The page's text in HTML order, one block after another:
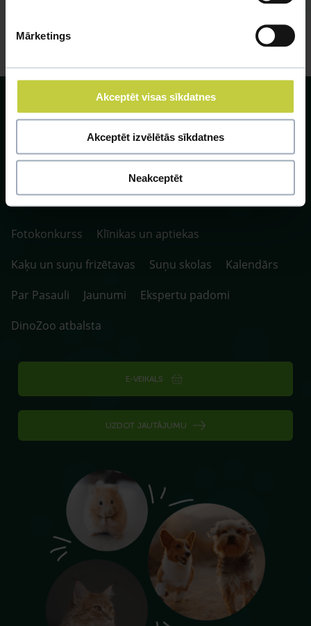
Mārketings
Akceptēt visas sīkdatnes
Akceptēt izvēlētās sīkdatnes
Neakceptēt
SIA ZOO Centrs, LV40003622166,
Vienības gatve 109, Rīga, Latvija, LV-1058.
P. 10:00-20:00 / S.SV. 10:00-16:00
Fotokonkurss
Klīnikas un aptiekas
Kaķu un suņu frizētavas
Suņu skolas
Kalendārs
Par Pasauli
Jaunumi
Ekspertu padomi
DinoZoo atbalsta
E-VEIKALS
UZDOT JAUTĀJUMU